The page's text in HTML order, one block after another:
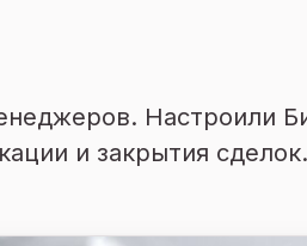
Настроили
и закрытия сделок.